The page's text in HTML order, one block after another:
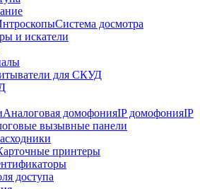
Система досмотра
и искатели
для СКУД
Аналоговая домофонияIP домофонияIP
вызывные панели
принтеры
доступа